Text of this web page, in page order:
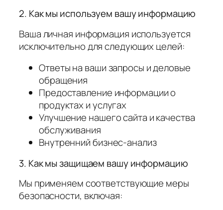
2. Как мы используем вашу информацию
Ваша личная информация используется
исключительно для следующих целей:
Ответы на ваши запросы и деловые
обращения
Предоставление информации о
продуктах и услугах
Улучшение нашего сайта и качества
обслуживания
Внутренний бизнес‑анализ
3. Как мы защищаем вашу информацию
Мы применяем соответствующие меры
безопасности, включая: